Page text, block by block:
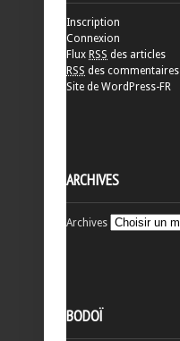
Inscription
Connexion
Flux RSS des articles
RSS des commentaires
Site de WordPress-FR
ARCHIVES
Archives
BODOÏ